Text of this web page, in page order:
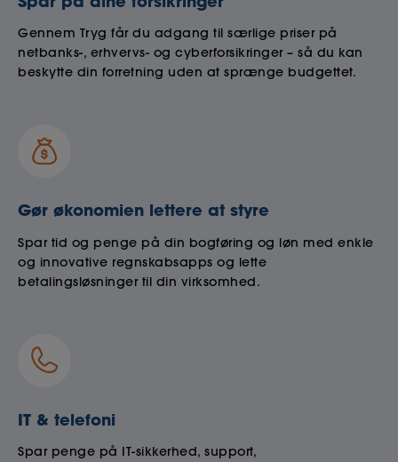
Gennem Tryg får du adgang til særlige priser på
netbanks-, erhvervs- og cyberforsikringer – så du kan
beskytte din forretning uden at sprænge budgettet.
Gør økonomien lettere at styre
Spar tid og penge på din bogføring og løn med enkle
og innovative regnskabsapps og lette
betalingsløsninger til din virksomhed.
IT & telefoni
Spar penge på IT-sikkerhed, support,